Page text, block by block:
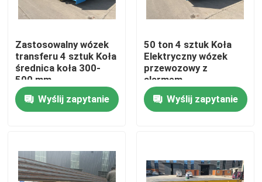
Dom
Produkty
O nas
Zastosowalny wózek
transferu 4 sztuk Koła
średnica koła 300-
500 mm
Wyślij zapytanie
50 ton 4 sztuk Koła
Elektryczny wózek
przewozowy z
alarmem
ostrzegawczym i
końcowym
zatrzymaniem
Wyślij zapytanie